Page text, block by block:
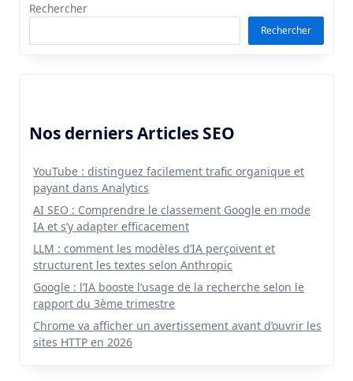
Rechercher
Rechercher
Nos derniers Articles SEO
YouTube : distinguez facilement trafic organique et
payant dans Analytics
AI SEO : Comprendre le classement Google en mode
IA et s’y adapter efficacement
LLM : comment les modèles d’IA perçoivent et
structurent les textes selon Anthropic
Google : l’IA booste l’usage de la recherche selon le
rapport du 3ème trimestre
Chrome va afficher un avertissement avant d’ouvrir les
sites HTTP en 2026